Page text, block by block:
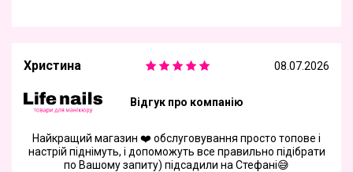
Христина 08.07.2026
Відгук про компанію
Найкращий магазин ❤️ обслуговування просто топове і
настрій піднімуть, і допоможуть все правильно підібрати
по Вашому запиту) підсадили на Стефані😅